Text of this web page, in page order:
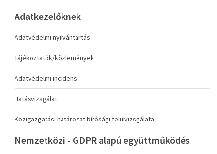
Adatkezelőknek
Adatvédelmi nyilvántartás
Tájékoztatók/közlemények
Adatvédelmi incidens
Hatásvizsgálat
Közigazgatási határozat bírósági felülvizsgálata
Nemzetközi - GDPR alapú együttműködés